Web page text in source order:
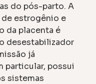
do pós-parto. A
estrogênio e
da placenta é
desestabilizador
já
particular, possui
sistemas